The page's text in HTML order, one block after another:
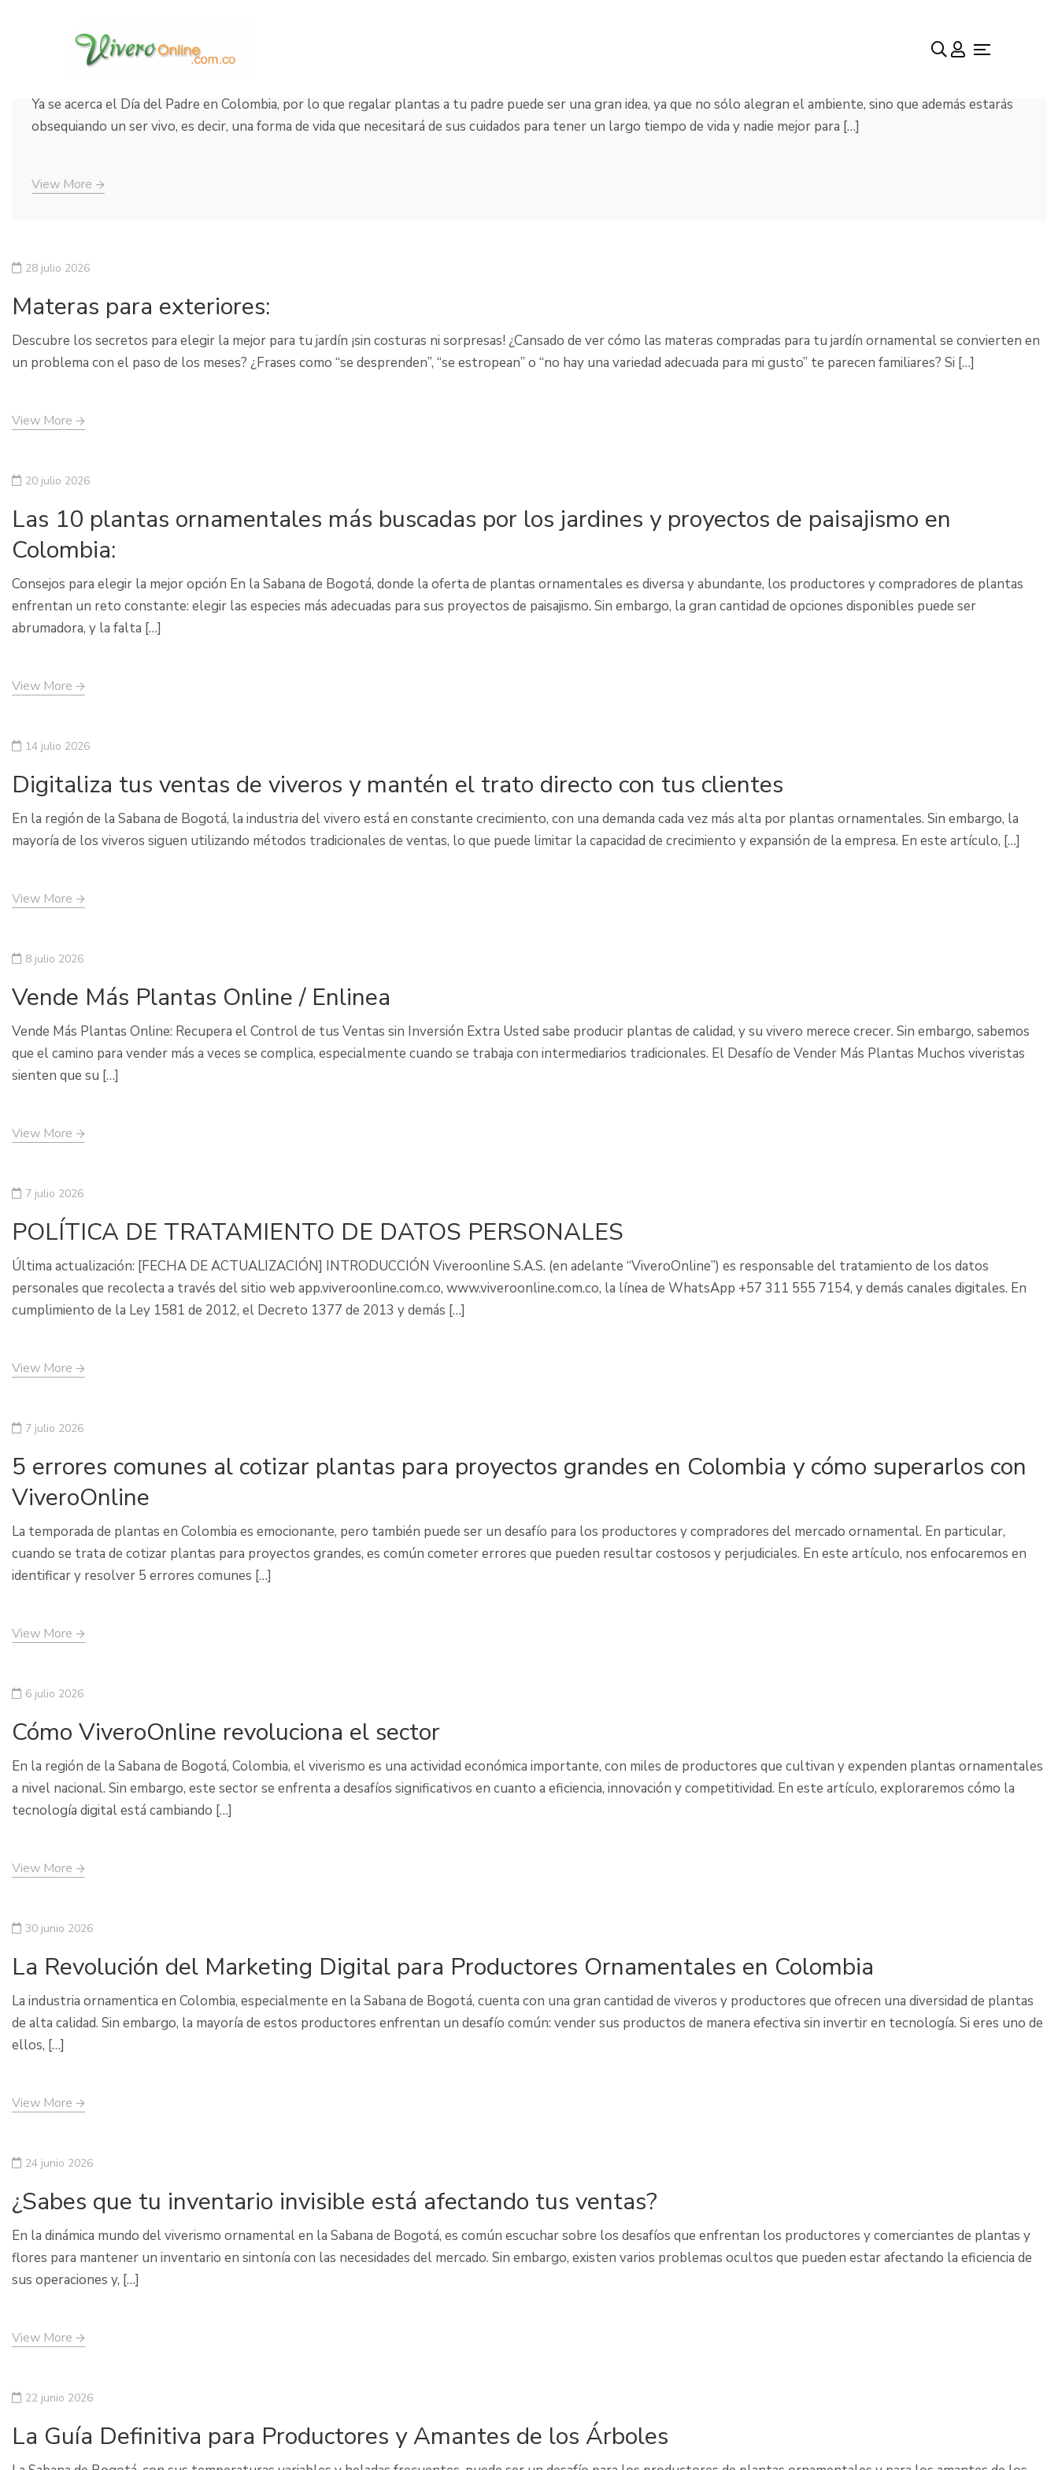
9 junio 2021
Plantas originales para regalar el día del Padre
Ya se acerca el Día del Padre en Colombia, por lo que regalar plantas a tu padre puede ser una gran idea, ya que no sólo alegran el ambiente, sino que además estarás
obsequiando un ser vivo, es decir, una forma de vida que necesitará de sus cuidados para tener un largo tiempo de vida y nadie mejor para […]
View More
28 julio 2026
Materas para exteriores:
Descubre los secretos para elegir la mejor para tu jardín ¡sin costuras ni sorpresas! ¿Cansado de ver cómo las materas compradas para tu jardín ornamental se convierten en
un problema con el paso de los meses? ¿Frases como “se desprenden”, “se estropean” o “no hay una variedad adecuada para mi gusto” te parecen familiares? Si […]
View More
20 julio 2026
Las 10 plantas ornamentales más buscadas por los jardines y proyectos de paisajismo en
Colombia:
Consejos para elegir la mejor opción En la Sabana de Bogotá, donde la oferta de plantas ornamentales es diversa y abundante, los productores y compradores de plantas
enfrentan un reto constante: elegir las especies más adecuadas para sus proyectos de paisajismo. Sin embargo, la gran cantidad de opciones disponibles puede ser
abrumadora, y la falta […]
View More
14 julio 2026
Digitaliza tus ventas de viveros y mantén el trato directo con tus clientes
En la región de la Sabana de Bogotá, la industria del vivero está en constante crecimiento, con una demanda cada vez más alta por plantas ornamentales. Sin embargo, la
mayoría de los viveros siguen utilizando métodos tradicionales de ventas, lo que puede limitar la capacidad de crecimiento y expansión de la empresa. En este artículo, […]
View More
8 julio 2026
Vende Más Plantas Online / Enlinea
Vende Más Plantas Online: Recupera el Control de tus Ventas sin Inversión Extra Usted sabe producir plantas de calidad, y su vivero merece crecer. Sin embargo, sabemos
que el camino para vender más a veces se complica, especialmente cuando se trabaja con intermediarios tradicionales. El Desafío de Vender Más Plantas Muchos viveristas
sienten que su […]
View More
7 julio 2026
POLÍTICA DE TRATAMIENTO DE DATOS PERSONALES
Última actualización: [FECHA DE ACTUALIZACIÓN] INTRODUCCIÓN Viveroonline S.A.S. (en adelante “ViveroOnline”) es responsable del tratamiento de los datos
personales que recolecta a través del sitio web app.viveroonline.com.co, www.viveroonline.com.co, la línea de WhatsApp +57 311 555 7154, y demás canales digitales. En
cumplimiento de la Ley 1581 de 2012, el Decreto 1377 de 2013 y demás […]
View More
7 julio 2026
5 errores comunes al cotizar plantas para proyectos grandes en Colombia y cómo superarlos con
ViveroOnline
La temporada de plantas en Colombia es emocionante, pero también puede ser un desafío para los productores y compradores del mercado ornamental. En particular,
cuando se trata de cotizar plantas para proyectos grandes, es común cometer errores que pueden resultar costosos y perjudiciales. En este artículo, nos enfocaremos en
identificar y resolver 5 errores comunes […]
View More
6 julio 2026
Cómo ViveroOnline revoluciona el sector
En la región de la Sabana de Bogotá, Colombia, el viverismo es una actividad económica importante, con miles de productores que cultivan y expenden plantas ornamentales
a nivel nacional. Sin embargo, este sector se enfrenta a desafíos significativos en cuanto a eficiencia, innovación y competitividad. En este artículo, exploraremos cómo la
tecnología digital está cambiando […]
View More
30 junio 2026
La Revolución del Marketing Digital para Productores Ornamentales en Colombia
La industria ornamentica en Colombia, especialmente en la Sabana de Bogotá, cuenta con una gran cantidad de viveros y productores que ofrecen una diversidad de plantas
de alta calidad. Sin embargo, la mayoría de estos productores enfrentan un desafío común: vender sus productos de manera efectiva sin invertir en tecnología. Si eres uno de
ellos, […]
View More
24 junio 2026
¿Sabes que tu inventario invisible está afectando tus ventas?
En la dinámica mundo del viverismo ornamental en la Sabana de Bogotá, es común escuchar sobre los desafíos que enfrentan los productores y comerciantes de plantas y
flores para mantener un inventario en sintonía con las necesidades del mercado. Sin embargo, existen varios problemas ocultos que pueden estar afectando la eficiencia de
sus operaciones y, […]
View More
22 junio 2026
La Guía Definitiva para Productores y Amantes de los Árboles